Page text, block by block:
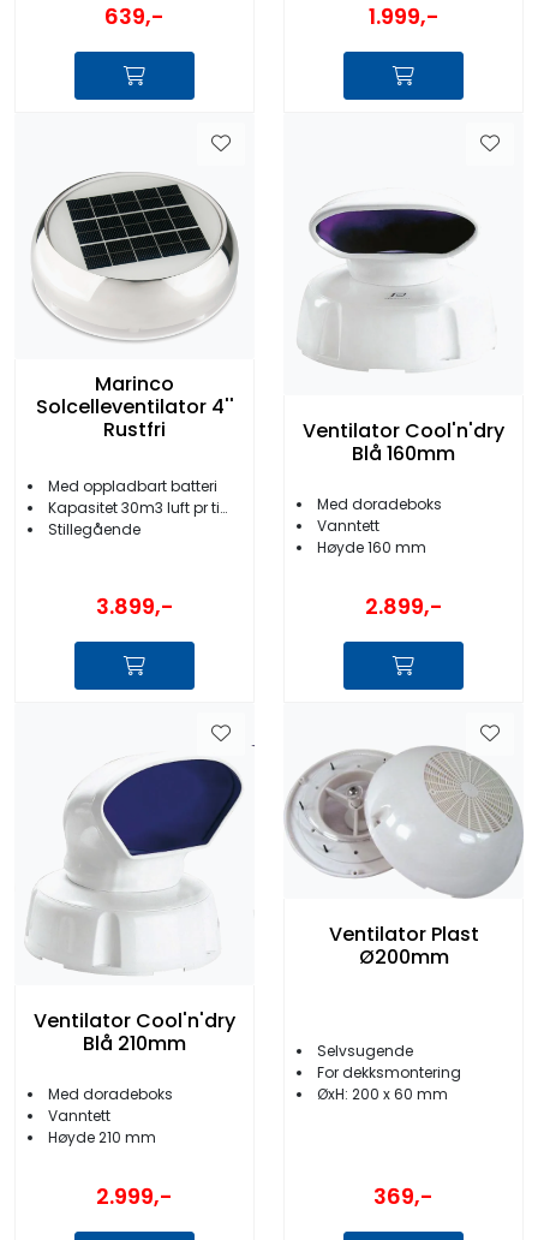
639,- 1.999,-
Marinco
Solcelleventilator 4''
Rustfri
Med oppladbart batteri
Kapasitet 30m3 luft pr time
Stillegående
3.899,-
Ventilator Cool'n'dry
Blå 160mm
Med doradeboks
Vanntett
Høyde 160 mm
2.899,-
Ventilator Cool'n'dry
Blå 210mm
Med doradeboks
Vanntett
Høyde 210 mm
2.999,-
Ventilator Plast
Ø200mm
Selvsugende
For dekksmontering
ØxH: 200 x 60 mm
369,-